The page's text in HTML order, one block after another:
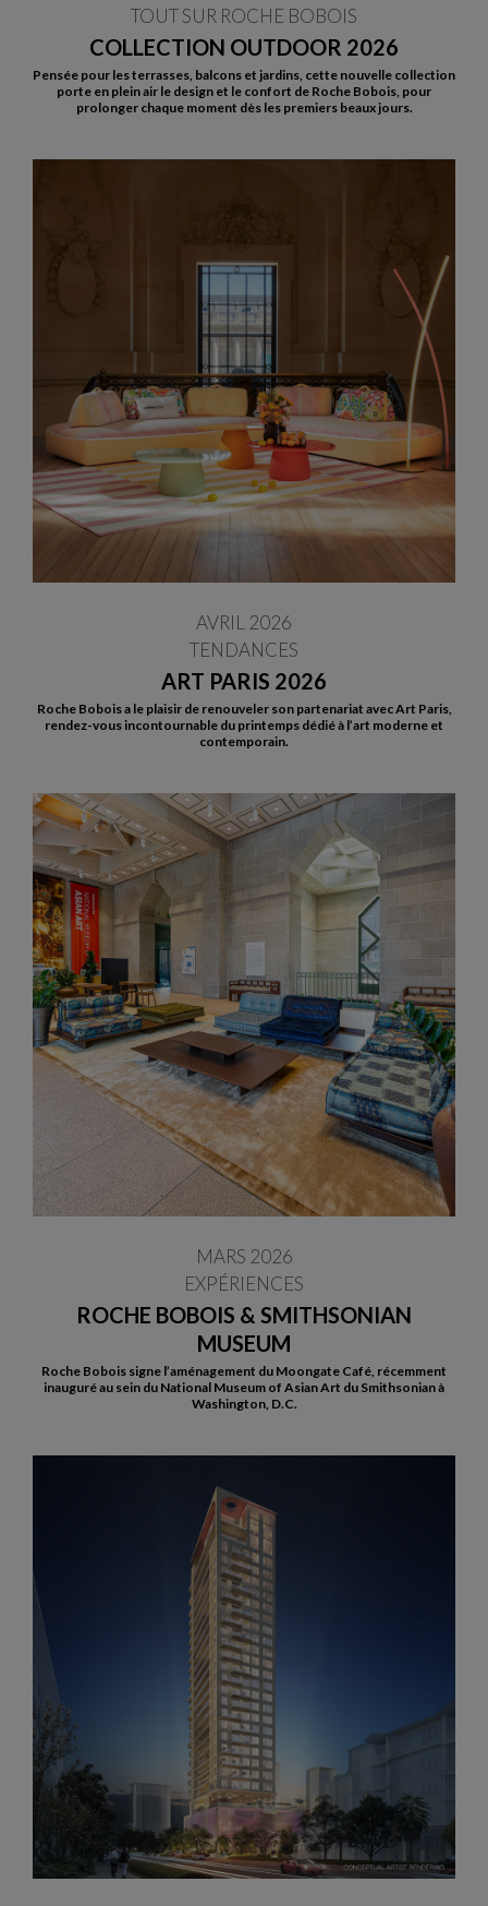
COLLECTION OUTDOOR 2026
TOUT SUR ROCHE BOBOIS
Pensée pour les terrasses, balcons et jardins, cette nouvelle collection
porte en plein air le design et le confort de Roche Bobois, pour
prolonger chaque moment dès les premiers beaux jours.
ART PARIS 2026
AVRIL 2026
TENDANCES
Roche Bobois a le plaisir de renouveler son partenariat avec Art Paris,
rendez-vous incontournable du printemps dédié à l’art moderne et
contemporain.
ROCHE BOBOIS & SMITHSONIAN
MUSEUM
MARS 2026
EXPÉRIENCES
Roche Bobois signe l’aménagement du Moongate Café, récemment
inauguré au sein du National Museum of Asian Art du Smithsonian à
Washington, D.C.